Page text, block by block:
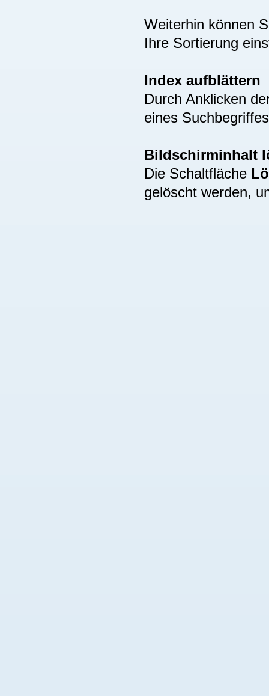
Weiterhin können
Ihre Sortierung
Index aufblättern
Durch Anklicken
eines
Bildschirminhalt
Die Schaltfläche
gelöscht werden,